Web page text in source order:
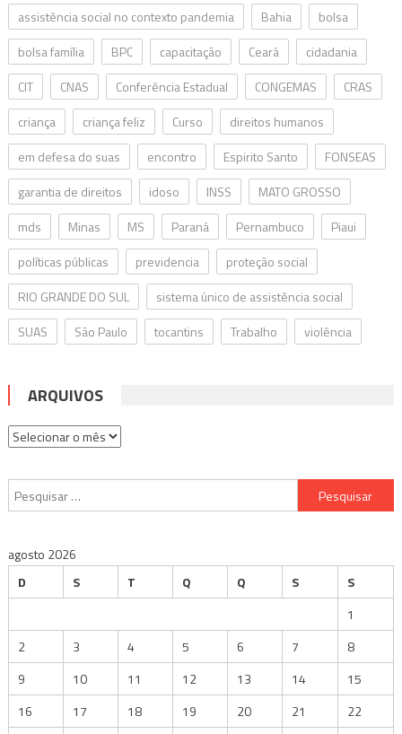
assistência social no contexto pandemia
Bahia
bolsa
bolsa família
BPC capacitação Ceará
cidadania
CIT
CNAS Conferência Estadual CONGEMAS
CRAS
criança
criança feliz Curso
direitos humanos
em defesa do suas
encontro Espirito Santo
FONSEAS
garantia de direitos
idoso INSS
MATO GROSSO
mds
Minas MS Paraná Pernambuco
Piaui
políticas públicas
previdencia
proteção social
RIO GRANDE DO SUL
sistema único de assistência social
SUAS
São Paulo tocantins Trabalho violência
ARQUIVOS
Arquivos
Pesquisar
por:
agosto 2026
D
S T Q Q S
S
1
2
3 4 5 6 7
8
9
10 11 12 13 14
15
16
17 18 19 20 21 22